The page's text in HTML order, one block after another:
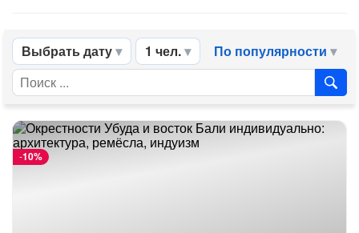
Выбрать дату 1 чел. По популярности
-10%